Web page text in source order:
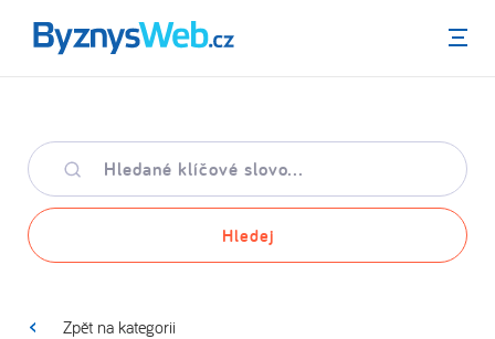
Menu
Hledané
klíčové
slovo
Hledej
Zpět na kategorii